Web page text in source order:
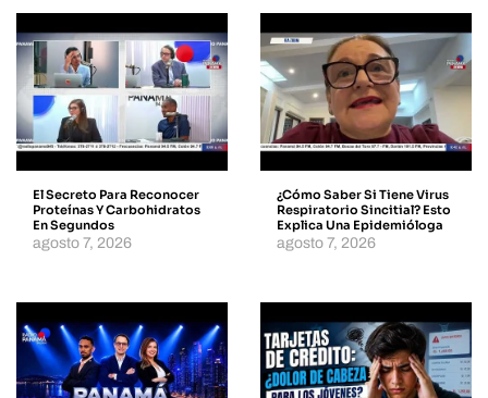
El Secreto Para Reconocer
Proteínas Y Carbohidratos
En Segundos
agosto 7, 2026
¿Cómo Saber Si Tiene Virus
Respiratorio Sincitial? Esto
Explica Una Epidemióloga
agosto 7, 2026